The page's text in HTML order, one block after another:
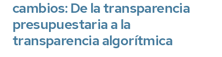
del
algoritmo
y
de
la
energía
en
cambios: De la transparencia
presupuestaria a la
transparencia algorítmica